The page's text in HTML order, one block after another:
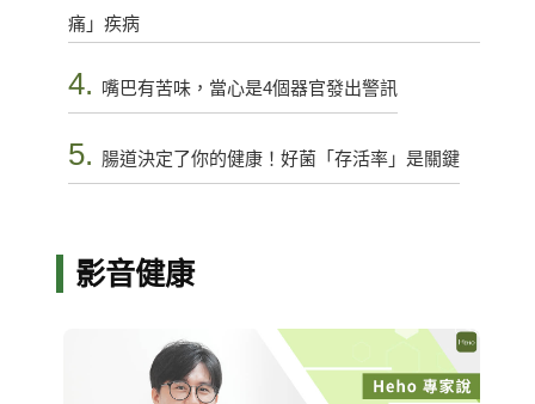
痛」疾病
4. 嘴巴有苦味，當心是4個器官發出警訊
5. 腸道決定了你的健康！好菌「存活率」是關鍵
影音健康